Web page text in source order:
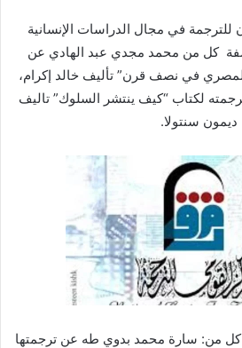
للترجمة في مجال الدراسات الإنسانية
كل من محمد مجدي عبد الهادي عن
في نصف قرن” تأليف خالد إكرام،
لكتاب “كيف ينتشر السلوك” تاليف
ديمون سنتولا.
كل من: سارة محمد بدوي طه عن ترجمتها